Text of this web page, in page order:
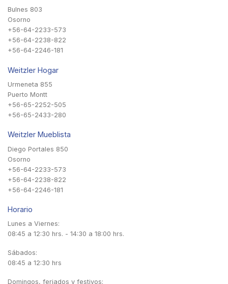
Bulnes 803
Osorno
+56-64-2233-573
+56-64-2238-822
+56-64-2246-181
Weitzler Hogar
Urmeneta 855
Puerto Montt
+56-65-2252-505
+56-65-2433-280
Weitzler Mueblista
Diego Portales 850
Osorno
+56-64-2233-573
+56-64-2238-822
+56-64-2246-181
Horario
Lunes a Viernes:
08:45 a 12:30 hrs. - 14:30 a 18:00 hrs.
Sábados:
08:45 a 12:30 hrs
Domingos, feriados y festivos: